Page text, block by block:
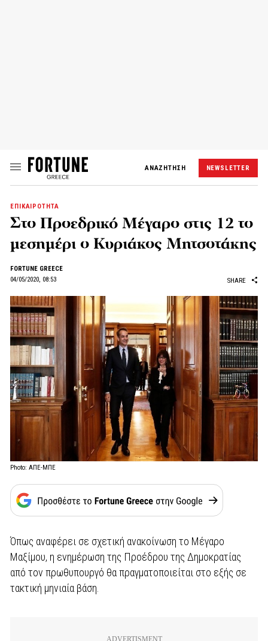
ΑΝΑΖΗΤΗΣΗ NEWSLETTER
ΕΠΙΚΑΙΡΟΤΗΤΑ
Στο Προεδρικό Μέγαρο στις 12 το
μεσημέρι ο Κυριάκος Μητσοτάκης
FORTUNE GREECE
04/05/2020, 08:53
SHARE
Photo: ΑΠΕ-ΜΠΕ
Όπως αναφέρει σε σχετική ανακοίνωση το Μέγαρο
Μαξίμου, η ενημέρωση της Προέδρου της Δημοκρατίας
από τον πρωθυπουργό θα πραγματοποιείται στο εξής σε
τακτική μηνιαία βάση.